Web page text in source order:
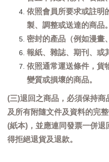
依照會員所要求或註明
製、調整或送達的商品。
密封的產品（例如漫畫
報紙、雜誌、期刊、或
依照通常運送條件，貨
變質或損壞的商品。
(三)退回之商品，必須保持商
及所有附隨文件及資料的完
(紙本)，並應連同發票一併
得拒絕退貨及退款。